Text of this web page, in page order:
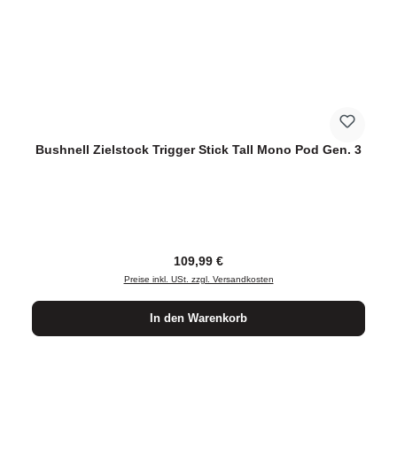
Bushnell Zielstock Trigger Stick Tall Mono Pod Gen. 3
Regulärer Preis:
109,99 €
Preise inkl. USt. zzgl. Versandkosten
In den Warenkorb